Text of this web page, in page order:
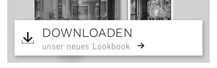
DOWNLOADEN
unser neues Lookbook